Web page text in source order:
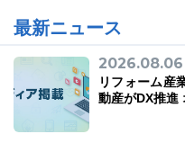
最新ニュース
2026.08.06
リフォーム産
動産がDX推進